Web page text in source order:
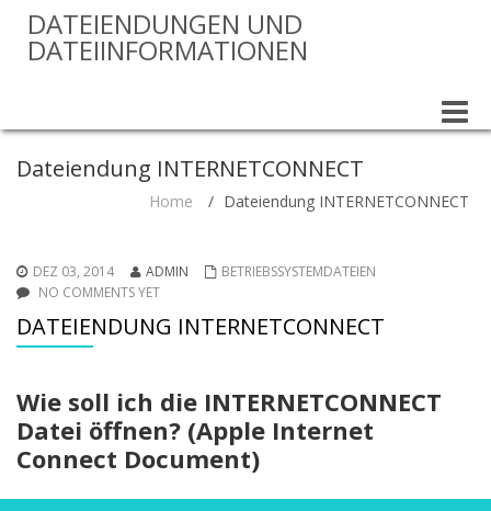
DATEIENDUNGEN UND
DATEIINFORMATIONEN
Toggle
Dateiendung INTERNETCONNECT
Home / Dateiendung INTERNETCONNECT
DEZ 03, 2014 ADMIN
BETRIEBSSYSTEMDATEIEN
NO COMMENTS YET
DATEIENDUNG INTERNETCONNECT
Wie soll ich die INTERNETCONNECT
Datei öffnen? (Apple Internet
Connect Document)